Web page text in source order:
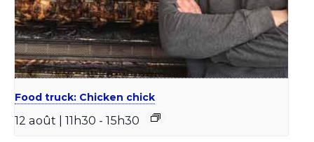
Food truck: Chicken chick
12 août | 11h30 - 15h30